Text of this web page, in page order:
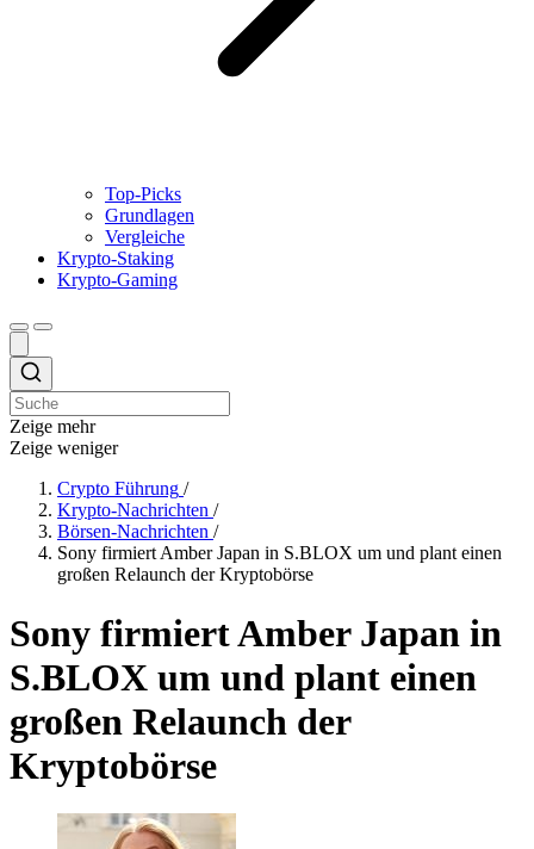
Top-Picks
Grundlagen
Vergleiche
Krypto-Staking
Krypto-Gaming
Zeige mehr
Zeige weniger
Crypto Führung /
Krypto-Nachrichten /
Börsen-Nachrichten /
Sony firmiert Amber Japan in S.BLOX um und plant einen
großen Relaunch der Kryptobörse
Sony firmiert Amber Japan in
S.BLOX um und plant einen
großen Relaunch der
Kryptobörse